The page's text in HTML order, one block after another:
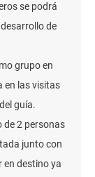
se podrá
de
grupo en
en las visitas
guía.
de 2 personas
junto con
en destino ya